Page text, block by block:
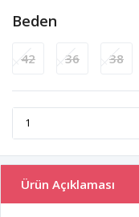
Beden
42 36 38
Ürün Açıklaması